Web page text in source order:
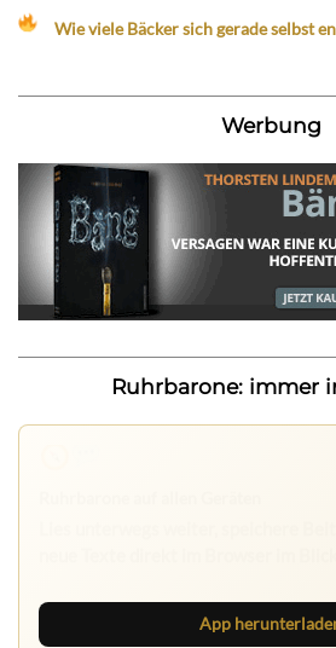
Wie viele Bäcker sich gerade selbst
Werbung
Ruhrbarone: immer
App